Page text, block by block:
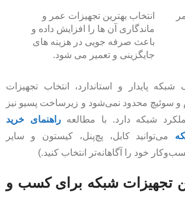
انتخاب بهترین تجهیزات عمر و
ماندگاری آن ها را افزایش داده و
باعث صرفه‌ جویی در هزینه‌ های
جایگزینی و تعمیر می‌ شود.
شبکه پایدار و استاندارد، انتخاب تجهیزات
و سوئیچ محدود نمی‌شود و زیرساخت پسیو نیز
شبکه دارد. با مطالعهراهنمای خرید
می‌توانید کابل، پچ‌پنل، کیستون و سایر
خود را آگاهانه‌تر انتخاب کنید.)
تجهیزات شبکه برای کسب و